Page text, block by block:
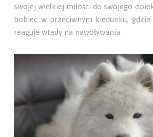
swojej wielkiej miłości do swojego
bobiec w przeciwnym kiedunku, gdzie
reaguje wtedy na nawoływania.